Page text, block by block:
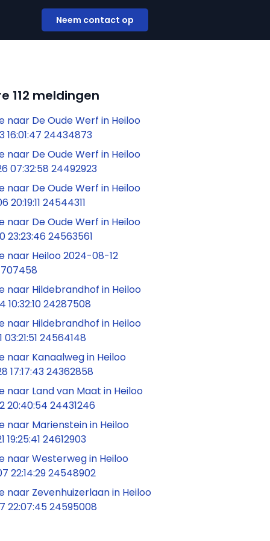
Neem contact op
112 meldingen
naar De Oude Werf in Heiloo
16:01:47 24434873
naar De Oude Werf in Heiloo
07:32:58 24492923
naar De Oude Werf in Heiloo
24544311
naar De Oude Werf in Heiloo
23:23:46 24563561
naar Heiloo 2024-08-12
naar Hildebrandhof in Heiloo
10:32:10 24287508
naar Hildebrandhof in Heiloo
24564148
naar Kanaalweg in Heiloo
17:17:43 24362858
naar Land van Maat in Heiloo
20:40:54 24431246
naar Marienstein in Heiloo
24612903
naar Westerweg in Heiloo
22:14:29 24548902
naar Zevenhuizerlaan in Heiloo
22:07:45 24595008